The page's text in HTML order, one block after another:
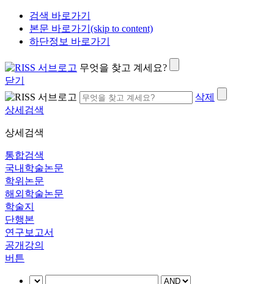
검색 바로가기
본문 바로가기(skip to content)
하단정보 바로가기
무엇을 찾고 계세요?
닫기
삭제
상세검색
상세검색
통합검색
국내학술논문
학위논문
해외학술논문
학술지
단행본
연구보고서
공개강의
버튼